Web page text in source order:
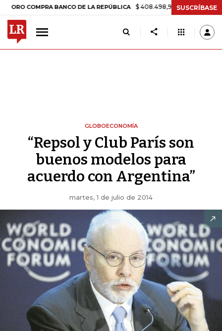
BANCO DE LA REPÚBLICA $ 408.498,97 +$ 8.753,81 +2,19%
SUSCRÍBASE
GLOBOECONOMÍA
“Repsol y Club París son
buenos modelos para
acuerdo con Argentina”
martes, 1 de julio de 2014